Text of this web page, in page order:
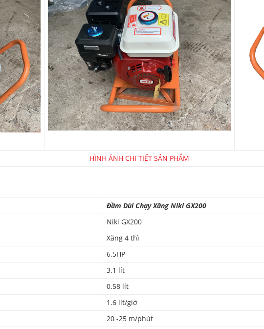
HÌNH ẢNH CHI TIẾT SẢN PHẨM
Đầm Dùi Chạy Xăng Niki GX200
Niki GX200
Xăng 4 thì
6.5HP
3.1 lít
0.58 lít
1.6 lít/giờ
20 -25 m/phút